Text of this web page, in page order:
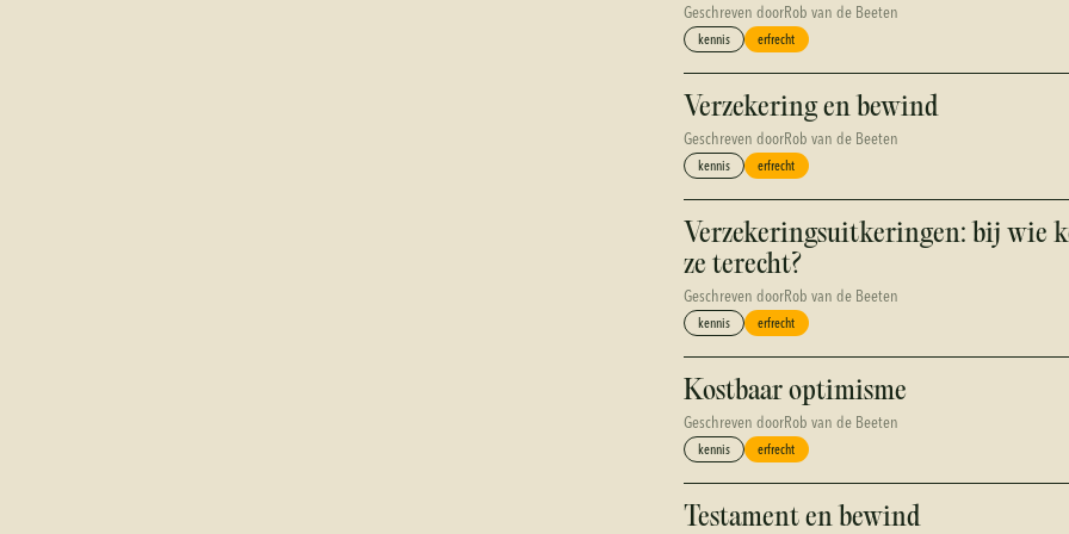
Geschreven doorRob van de Beeten
kennis erfrecht
Verzekering en bewind
Geschreven doorRob van de Beeten
kennis erfrecht
Verzekeringsuitkeringen: bij wie
ze terecht?
Geschreven doorRob van de Beeten
kennis erfrecht
Kostbaar optimisme
Geschreven doorRob van de Beeten
kennis erfrecht
Testament en bewind